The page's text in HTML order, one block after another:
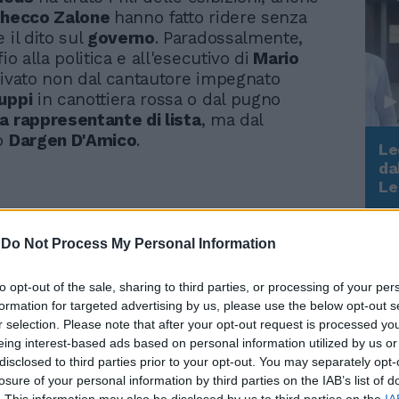
Do Not Process My Personal Information
opt-out of the sale, sharing to third parties, or processing of your
for targeted advertising by us, please use the below opt-out
selection. Please note that after your opt-out request is processed
interest-based ads based on personal information utilized by us
to third parties prior to your opt-out. You may separately
of your personal information by third parties on the IAB’s list of
Zalone hanno fatto ridere senza
il dito sul governo. Paradossalmente,
alla politica e all'esecutivo di Mario
non dal cantautore impegnato
in canottiera rossa o dal pugno
rappresentante di lista, ma dal
Dargen D'Amico.
ti chiamo, valanga Ferilli
a Sanremo col figlio di
Amadeus